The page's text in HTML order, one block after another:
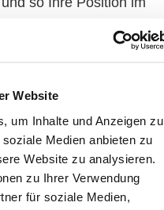
Website
um Inhalte und Anzeigen zu
Medien anbieten zu
Website zu analysieren.
zu Ihrer Verwendung
für soziale Medien,
sind, also die
potentiellen
ist hierbei ein
Auftritt. Wir
relevanten Content